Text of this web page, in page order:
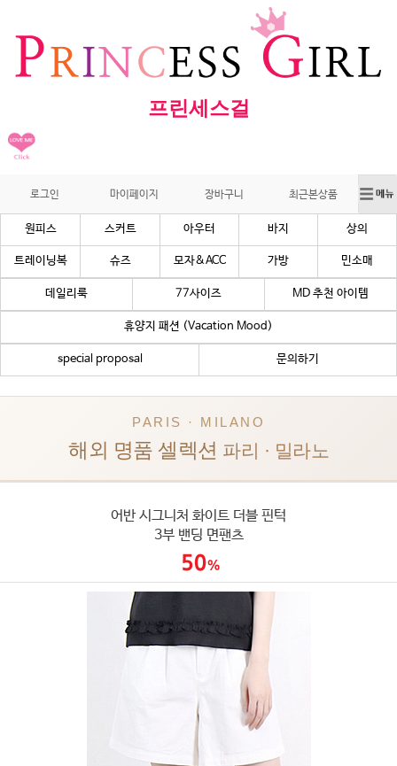
프린세스걸
로그인 마이페이지 장바구니 최근본상품
원피스 스커트 아우터 바지 상의
트레이닝복 슈즈 모자&ACC 가방 민소매
데일리룩 77사이즈 MD 추천 아이템
휴양지 패션 (Vacation Mood)
special proposal 문의하기
PARIS · MILANO
해외 명품 셀렉션 파리 · 밀라노
어반 시그니처 화이트 더블 핀턱
3부 밴딩 면팬츠